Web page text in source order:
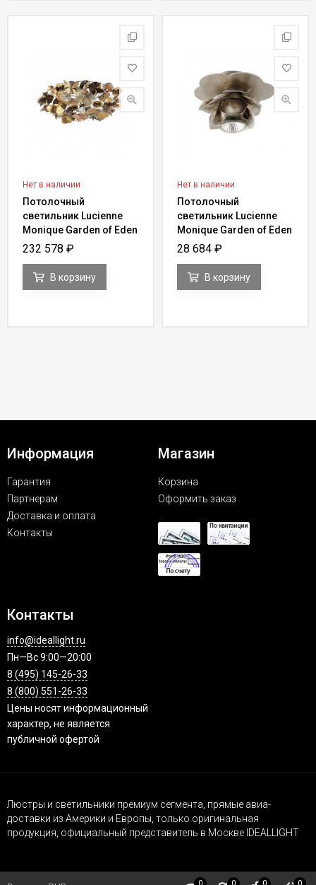
Нет в наличии
Потолочный
светильник Lucienne
Monique Garden of Eden
FG 122
232 578 ₽
В корзину
Нет в наличии
Потолочный
светильник Lucienne
Monique Garden of Eden
GN 60
28 684 ₽
В корзину
Информация
Гарантия
Партнерам
Доставка и оплата
Контакты
Магазин
Корзина
Оформить заказ
Контакты
info@ideallight.ru
Пн—Вс 9:00—20:00
8 (495) 145-26-33
8 (800) 551-26-33
Цены носят информационный
характер, не является
публичной офертой
Люстры и светильники премиум сегмента, прямые авиа-
доставки из Америки и Европы, только оригинальная
продукция, официальный представитель в Москве IDEALLIGHT